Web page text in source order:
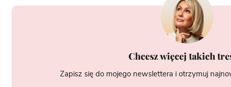
Chcesz więcej takich
Zapisz się do mojego newslettera i otrzymuj